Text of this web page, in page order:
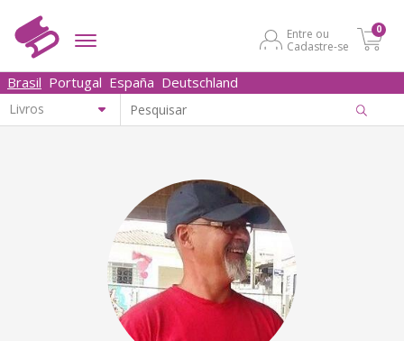
Entre ou
Cadastre-se
0
Brasil Portugal España Deutschland